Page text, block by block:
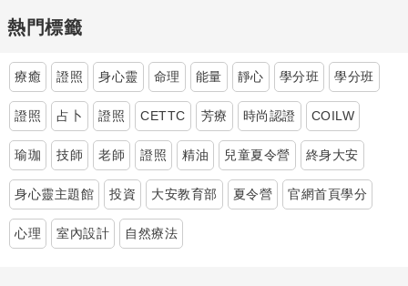
熱門標籤
療癒 證照 身心靈 命理 能量 靜心 學分班 學分班
證照 占卜 證照 CETTC 芳療 時尚認證 COILW
瑜珈 技師 老師 證照 精油 兒童夏令營 終身大安
身心靈主題館 投資 大安教育部 夏令營 官網首頁學分
心理 室內設計 自然療法